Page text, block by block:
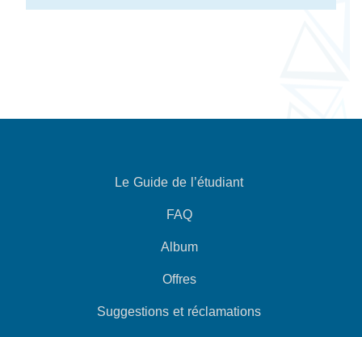
Le Guide de l’étudiant
FAQ
Album
Offres
Suggestions et réclamations